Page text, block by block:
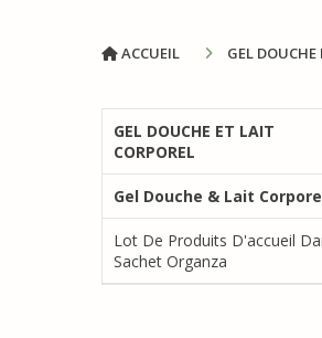
GEL DOUCHE ET LAIT
CORPOREL
Gel Douche & Lait
Lot De Produits D'accueil
Sachet Organza
ACCUEIL GEL